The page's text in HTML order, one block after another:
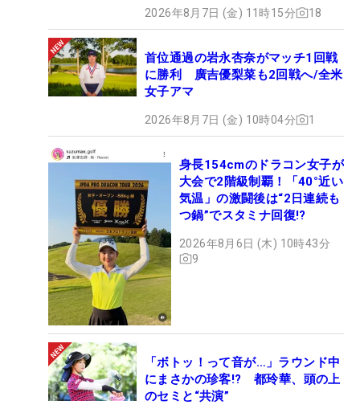
2026年8月7日 (金) 11時15分 18
首位通過の岩永杏奈がマッチ1回戦
に勝利 廣吉優梨菜も2回戦へ/全米
女子アマ
2026年8月7日 (金) 10時04分 1
身長154cmのドラコン女子が
大会で2階級制覇！「40°近い
気温」の激闘後は“2日連続も
つ鍋”でスタミナ回復!?
2026年8月6日 (木) 10時43分
9
「ボトッ！って音が…」ラウンド中
にまさかの珍客!? 都玲華、頭の上
のセミと“共演”